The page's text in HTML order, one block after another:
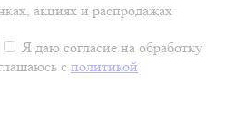
акциях и распродажах
Я даю согласие на обработку
с политикой